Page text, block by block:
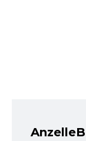
AnzelleB